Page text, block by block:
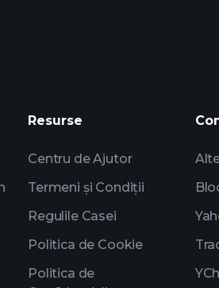
Portofoliile
Resurse
Centru de Ajutor
Termeni și Condiții
Regulile Casei
Politica de Cookie
Politica de